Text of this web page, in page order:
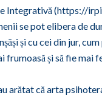
Integrativă (https://
se pot elibera de
și cu cei din jur,
frumoasă și să fie mai
arătat că arta